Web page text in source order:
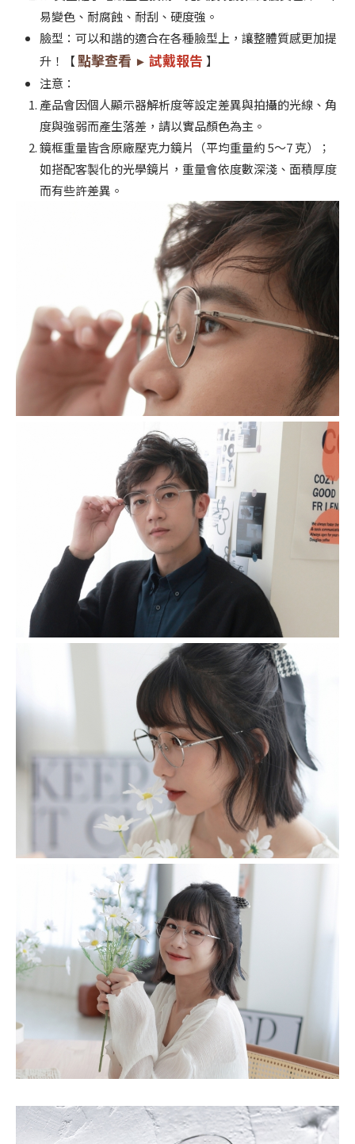
易變色、耐腐蝕、耐刮、硬度強。
臉型：可以和諧的適合在各種臉型上，讓整體質感更加提
升！【點擊查看 ► 試戴報告 】
注意：
產品會因個人顯示器解析度等設定差異與拍攝的光線、角
度與強弱而產生落差，請以實品顏色為主。
鏡框重量皆含原廠壓克力鏡片（平均重量約 5～7 克）；
如搭配客製化的光學鏡片，重量會依度數深淺、面積厚度
而有些許差異。